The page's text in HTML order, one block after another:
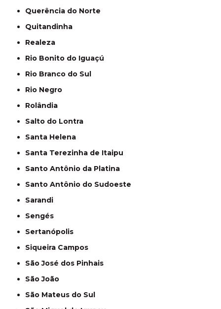
Querência do Norte
Quitandinha
Realeza
Rio Bonito do Iguaçú
Rio Branco do Sul
Rio Negro
Rolândia
Salto do Lontra
Santa Helena
Santa Terezinha de Itaipu
Santo Antônio da Platina
Santo Antônio do Sudoeste
Sarandi
Sengés
Sertanópolis
Siqueira Campos
São José dos Pinhais
São João
São Mateus do Sul